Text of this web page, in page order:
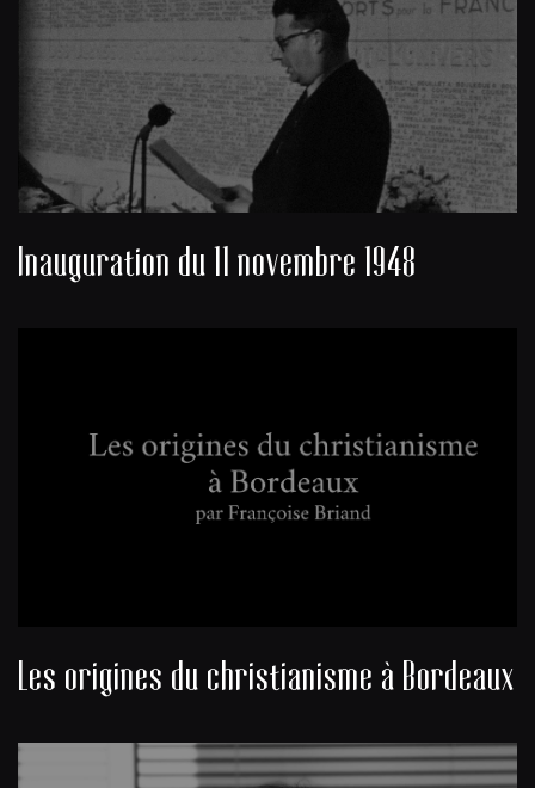
Inauguration du 11 novembre 1948
Les origines du christianisme à Bordeaux